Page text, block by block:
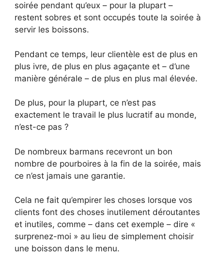
soirée pendant qu’eux – pour la plupart –
restent sobres et sont occupés toute la soirée à
servir les boissons.
Pendant ce temps, leur clientèle est de plus en
plus ivre, de plus en plus agaçante et – d’une
manière générale – de plus en plus mal élevée.
De plus, pour la plupart, ce n’est pas
exactement le travail le plus lucratif au monde,
n’est-ce pas ?
De nombreux barmans recevront un bon
nombre de pourboires à la fin de la soirée, mais
ce n’est jamais une garantie.
Cela ne fait qu’empirer les choses lorsque vos
clients font des choses inutilement déroutantes
et inutiles, comme – dans cet exemple – dire «
surprenez-moi » au lieu de simplement choisir
une boisson dans le menu.